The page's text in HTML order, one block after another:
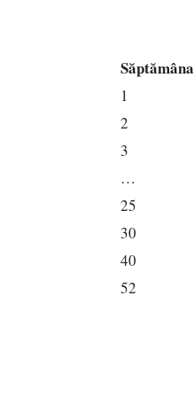
Săptămâna
1
2
3
…
25
30
40
52